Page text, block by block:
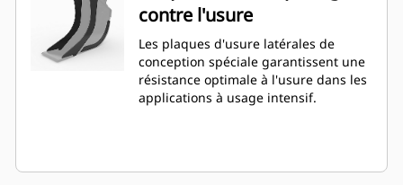
contre l'usure
Les plaques d'usure latérales de
conception spéciale garantissent une
résistance optimale à l'usure dans les
applications à usage intensif.